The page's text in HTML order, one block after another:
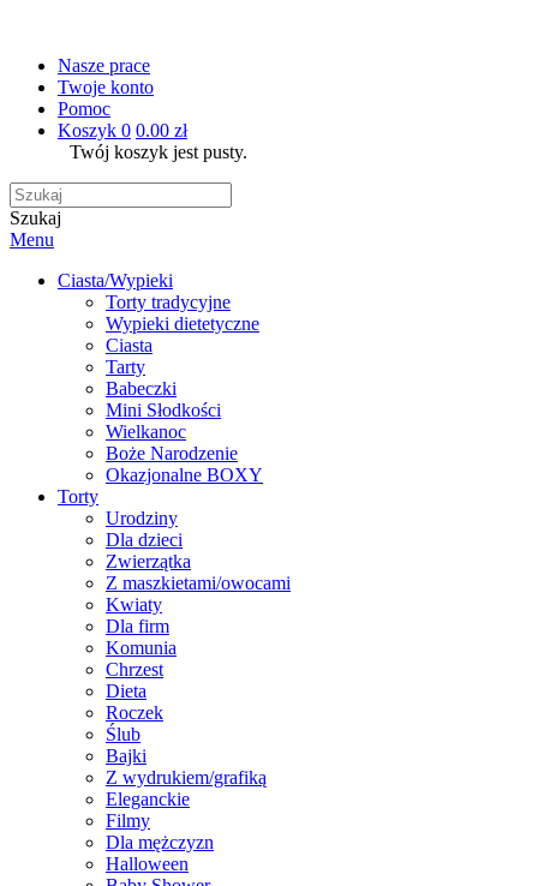
Nasze prace
Twoje konto
Pomoc
Koszyk 0 0.00 zł
Twój koszyk jest pusty.
Szukaj
Menu
Ciasta/Wypieki
Torty tradycyjne
Wypieki dietetyczne
Ciasta
Tarty
Babeczki
Mini Słodkości
Wielkanoc
Boże Narodzenie
Okazjonalne BOXY
Torty
Urodziny
Dla dzieci
Zwierzątka
Z maszkietami/owocami
Kwiaty
Dla firm
Komunia
Chrzest
Dieta
Roczek
Ślub
Bajki
Z wydrukiem/grafiką
Eleganckie
Filmy
Dla mężczyzn
Halloween